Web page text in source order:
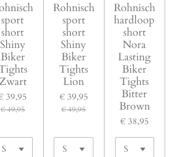
sport
short
Shiny
Biker
39,95
€ 49,95
Rohnisch
sport
short
Shiny
Biker
Tights
Lion
€ 39,95
€ 49,95
Rohnisch
hardloop
short
Nora
Lasting
Biker
Tights
Bitter
Brown
€ 38,95